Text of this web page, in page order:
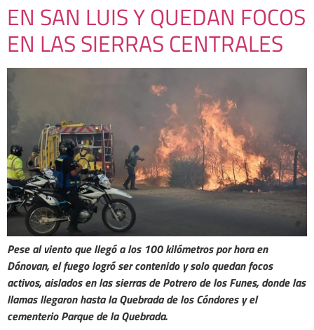
EN SAN LUIS Y QUEDAN FOCOS
EN LAS SIERRAS CENTRALES
Pese al viento que llegó a los 100 kilómetros por hora en
Dónovan, el fuego logró ser contenido y solo quedan focos
activos, aislados en las sierras de Potrero de los Funes, donde las
llamas llegaron hasta la Quebrada de los Cóndores y el
cementerio Parque de la Quebrada.